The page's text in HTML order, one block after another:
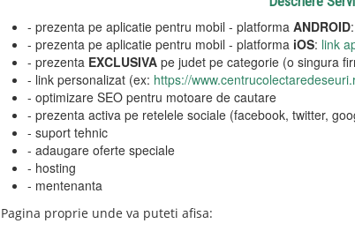
- prezenta pe aplicatie pentru mobil - platforma ANDROID:
- prezenta pe aplicatie pentru mobil - platforma iOS: link
- prezenta EXCLUSIVApe judet pe categorie (o singura
- link personalizat (ex: https://
- optimizare SEO pentru motoare de cautare
- prezenta activa pe retelele sociale (facebook, twitter,
- suport tehnic
- adaugare oferte speciale
- hosting
- mentenanta
Pagina proprie unde va puteti afisa: